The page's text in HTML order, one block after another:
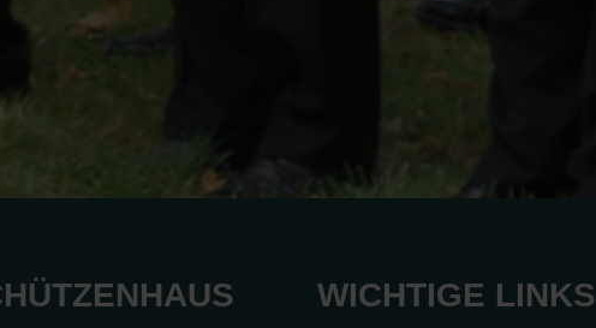
WICHTIGE LINKS